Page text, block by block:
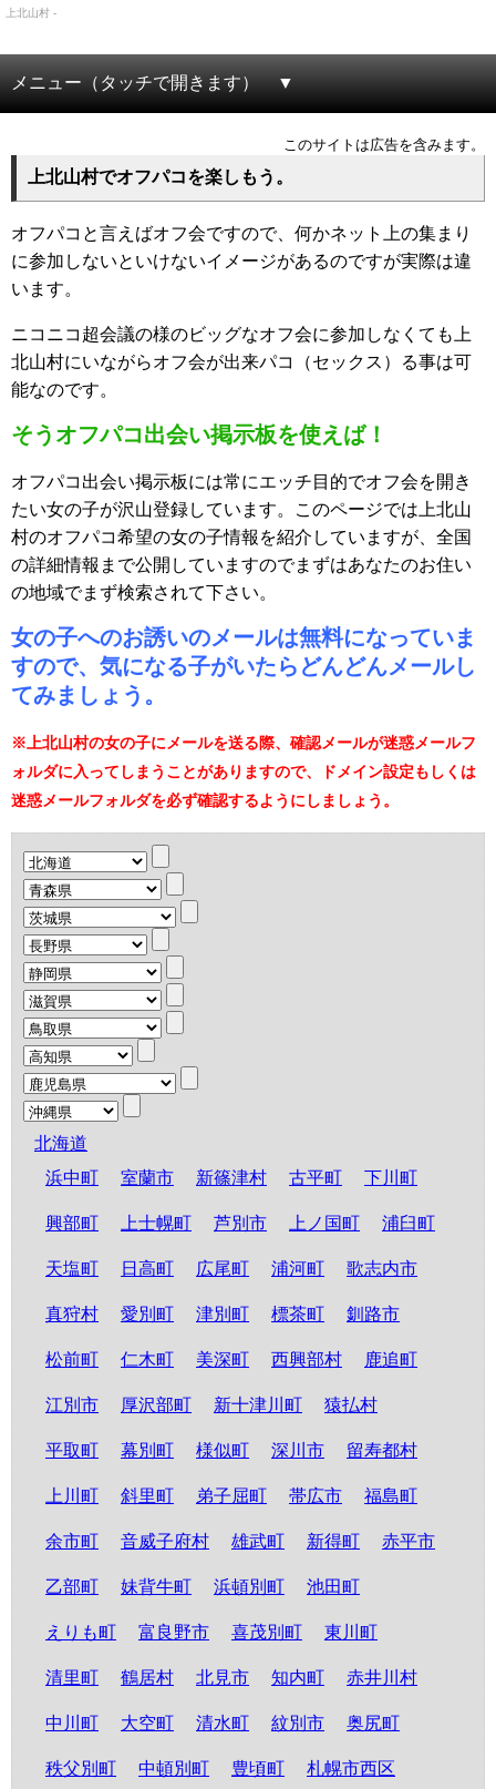
上北山村 -
メニュー（タッチで開きます）
このサイトは広告を含みます。
上北山村でオフパコを楽しもう。
オフパコと言えばオフ会ですので、何かネット上の集まり
に参加しないといけないイメージがあるのですが実際は違
います。
ニコニコ超会議の様のビッグなオフ会に参加しなくても上
北山村にいながらオフ会が出来パコ（セックス）る事は可
能なのです。
そうオフパコ出会い掲示板を使えば！
オフパコ出会い掲示板には常にエッチ目的でオフ会を開き
たい女の子が沢山登録しています。このページでは上北山
村のオフパコ希望の女の子情報を紹介していますが、全国
の詳細情報まで公開していますのでまずはあなたのお住い
の地域でまず検索されて下さい。
女の子へのお誘いのメールは無料になっていま
すので、気になる子がいたらどんどんメールし
てみましょう。
※上北山村の女の子にメールを送る際、確認メールが迷惑メールフ
ォルダに入ってしまうことがありますので、ドメイン設定もしくは
迷惑メールフォルダを必ず確認するようにしましょう。
北海道
浜中町
室蘭市 新篠津村 古平町 下川町
興部町 上士幌町 芦別市 上ノ国町 浦臼町
天塩町 日高町 広尾町 浦河町 歌志内市
真狩村 愛別町 津別町 標茶町 釧路市
松前町 仁木町 美深町 西興部村 鹿追町
江別市 厚沢部町 新十津川町 猿払村
平取町 幕別町 様似町 深川市 留寿都村
上川町 斜里町 弟子屈町 帯広市 福島町
余市町 音威子府村 雄武町 新得町 赤平市
乙部町 妹背牛町 浜頓別町 池田町
えりも町 富良野市 喜茂別町 東川町
清里町 鶴居村 北見市 知内町 赤井川村
中川町 大空町 清水町 紋別市 奥尻町
秩父別町 中頓別町 豊頃町 札幌市西区